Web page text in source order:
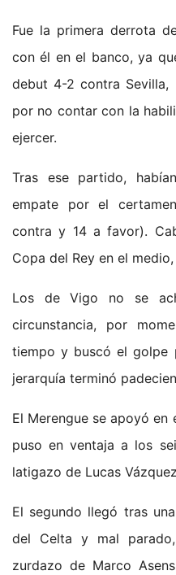
Fue la primera derrota
con él en el banco, ya
debut 4-2 contra
por no contar con la
ejercer.
Tras ese partido,
empate por el
contra y 14 a favor).
Copa del Rey en el
Los de Vigo no se
circunstancia, por
tiempo y buscó el golpe
jerarquía terminó
El Merengue se apoyó
puso en ventaja a los
latigazo de Lucas
El segundo llegó tras
del Celta y mal
zurdazo de Marco